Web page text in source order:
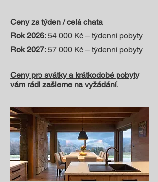
Ceny za týden / celá chata
Rok 2026: 54 000 Kč – týdenní pobyty
Rok 2027: 57 000 Kč – týdenní pobyty
Ceny pro svátky a krátkodobé pobyty
vám rádi zašleme na vyžádání.